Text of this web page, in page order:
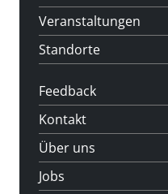
Veranstaltungen
Standorte
Feedback
Kontakt
Über uns
Jobs